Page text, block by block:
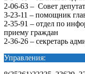
2-06-63 – Совет
3-23-11 – помощник
2-35-91 – отдел по
приему граждан
2-36-26 – секретарь
Управления: